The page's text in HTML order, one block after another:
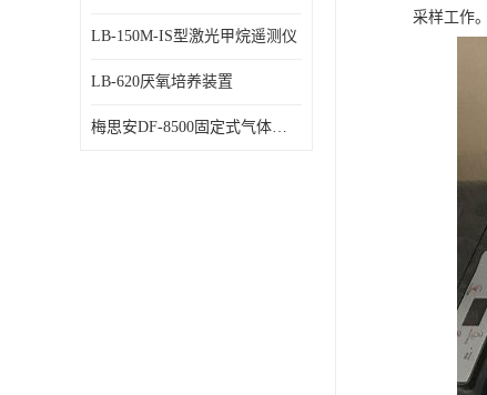
LB-150M-IS型激光甲烷遥测仪
LB-620厌氧培养装置
梅思安DF-8500固定式气体检测仪
采样工作。